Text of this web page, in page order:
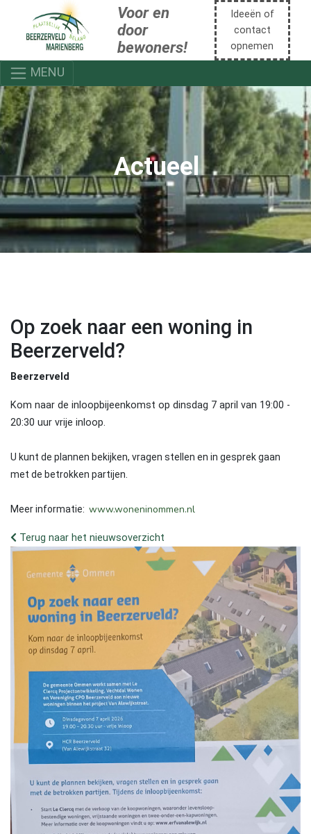
Voor en
door
bewoners!
Ideeën of
contact
opnemen
MENU
Actueel
Op zoek naar een woning in
Beerzerveld?
Beerzerveld
Kom naar de inloopbijeenkomst op dinsdag 7 april van 19:00 -
20:30 uur vrije inloop.
U kunt de plannen bekijken, vragen stellen en in gesprek gaan
met de betrokken partijen.
Meer informatie: www.woneninommen.nl
Terug naar het nieuwsoverzicht